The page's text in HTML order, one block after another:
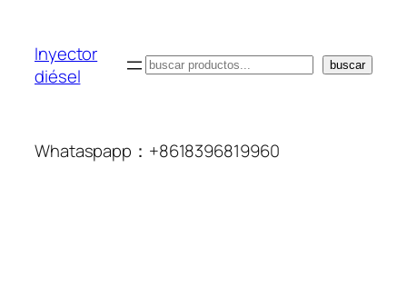
Inyector
diésel
搜
buscar
Whataspapp：+8618396819960